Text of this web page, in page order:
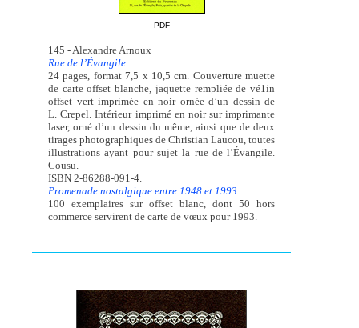
PDF
145 - Alexandre Arnoux
Rue de l’Évangile.
24 pages, format 7,5 x 10,5 cm. Couverture muette
de carte offset blanche, jaquette rempliée de vé1in
offset vert imprimée en noir ornée d’un dessin de
L. Crepel. Intérieur imprimé en noir sur imprimante
laser, orné d’un dessin du même, ainsi que de deux
tirages photographiques de Christian Laucou, toutes
illustrations ayant pour sujet la rue de l’Évangile.
Cousu.
ISBN 2-86288-091-4.
Promenade nostalgique entre 1948 et 1993.
100 exemplaires sur offset blanc, dont 50 hors
commerce servirent de carte de vœux pour 1993.